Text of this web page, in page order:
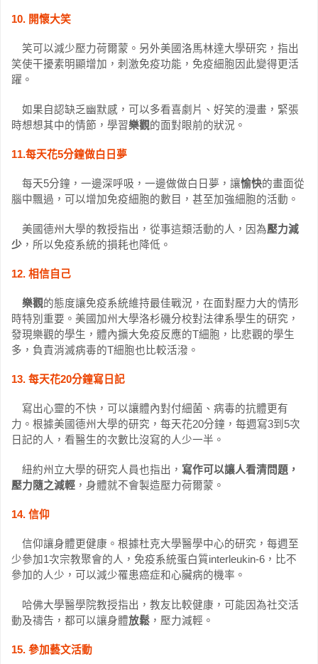
10. 開懷大笑
笑可以減少壓力荷爾蒙。另外美國洛馬林達大學研究，指出
笑使干擾素明顯增加，刺激免疫功能，免疫細胞因此變得更活
躍。
如果自認缺乏幽默感，可以多看喜劇片、好笑的漫畫，緊張
時想想其中的情節，學習樂觀的面對眼前的狀況。
11.每天花5分鐘做白日夢
每天5分鐘，一邊深呼吸，一邊做做白日夢，讓愉快的畫面從
腦中飄過，可以增加免疫細胞的數目，甚至加強細胞的活動。
美國德州大學的教授指出，從事這類活動的人，因為壓力減
少 ，所以免疫系統的損耗也降低。
12. 相信自己
樂觀的態度讓免疫系統維持最佳戰況，在面對壓力大的情形
時特別重要。美國加州大學洛杉磯分校對法律系學生的研究，
發現樂觀的學生，體內擴大免疫反應的T細胞，比悲觀的學生
多，負責消滅病毒的T細胞也比較活潑。
13. 每天花20分鐘寫日記
寫出心靈的不快，可以讓體內對付細菌、病毒的抗體更有
力。根據美國德州大學的研究，每天花20分鐘，每週寫3到5次
日記的人，看醫生的次數比沒寫的人少一半。
紐約州立大學的研究人員也指出， 寫作可以讓人看清問題，
壓力隨之減輕 ，身體就不會製造壓力荷爾蒙。
14. 信仰
信仰讓身體更健康。根據杜克大學醫學中心的研究，每週至
少參加1次宗教聚會的人，免疫系統蛋白質interleukin-6，比不
參加的人少，可以減少罹患癌症和心臟病的機率。
哈佛大學醫學院教授指出，教友比較健康，可能因為社交活
動及禱告，都可以讓身體放鬆 ，壓力減輕。
15. 參加藝文活動